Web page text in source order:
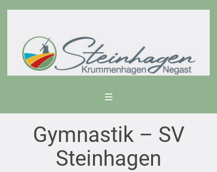
Gymnastik – SV
Steinhagen